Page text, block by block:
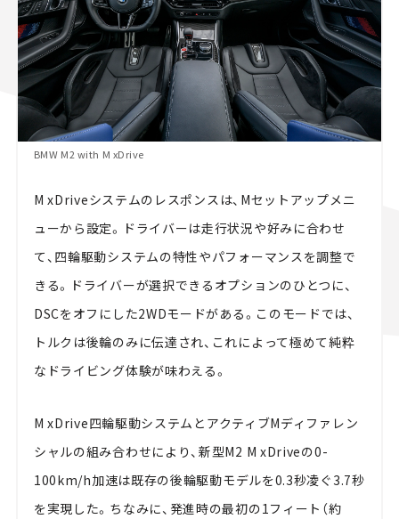
BMW M2 with M xDrive
M xDriveシステムのレスポンスは、Mセットアップメニ
ューから設定。ドライバーは走行状況や好みに合わせ
て、四輪駆動システムの特性やパフォーマンスを調整で
きる。ドライバーが選択できるオプションのひとつに、
DSCをオフにした2WDモードがある。このモードでは、
トルクは後輪のみに伝達され、これによって極めて純粋
なドライビング体験が味わえる。
M xDrive四輪駆動システムとアクティブMディファレン
シャルの組み合わせにより、新型M2 M xDriveの0-
100km/h加速は既存の後輪駆動モデルを0.3秒凌ぐ3.7秒
を実現した。ちなみに、発進時の最初の1フィート（約